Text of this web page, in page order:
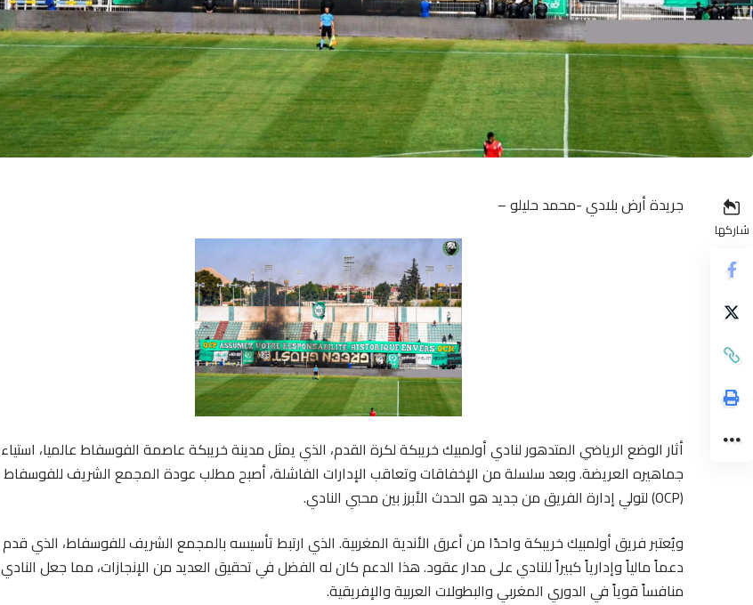
شاركها
جريدة أرض بلادي -محمد حليلو –
أثار الوضع الرياضي المتدهور لنادي أولمبيك خريبكة لكرة القدم، الذي يمثل مدينة خريبكة عاصمة الفوسفاط عالميا، استياء
جماهيره العريضة. وبعد سلسلة من الإخفاقات وتعاقب الإدارات الفاشلة، أصبح مطلب عودة المجمع الشريف للفوسفاط
(OCP) لتولي إدارة الفريق من جديد هو الحدث الأبرز بين محبي النادي.
ويُعتبر فريق أولمبيك خريبكة واحدًا من أعرق الأندية المغربية. الذي ارتبط تأسيسه بالمجمع الشريف للفوسفاط، الذي قدم
دعماً مالياً وإدارياً كبيراً للنادي على مدار عقود. هذا الدعم كان له الفضل في تحقيق العديد من الإنجازات، مما جعل النادي
منافساً قوياً في الدوري المغربي والبطولات العربية والإفريقية.